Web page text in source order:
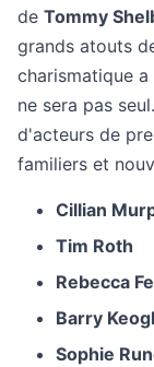
de Tommy
grands atouts
charismatique
ne sera pas
d'acteurs de
familiers et
Cillian
Tim Roth
Rebecca
Barry
Sophie